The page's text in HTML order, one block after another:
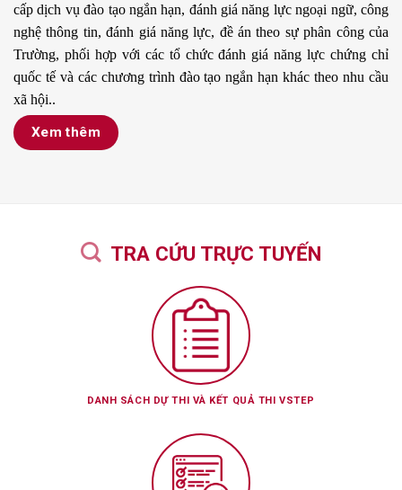
cấp dịch vụ đào tạo ngắn hạn, đánh giá năng lực ngoại ngữ, công
nghệ thông tin, đánh giá năng lực, đề án theo sự phân công của
Trường, phối hợp với các tổ chức đánh giá năng lực chứng chỉ
quốc tế và các chương trình đào tạo ngắn hạn khác theo nhu cầu
xã hội..
Xem thêm
TRA CỨU TRỰC TUYẾN
DANH SÁCH DỰ THI VÀ KẾT QUẢ THI VSTEP